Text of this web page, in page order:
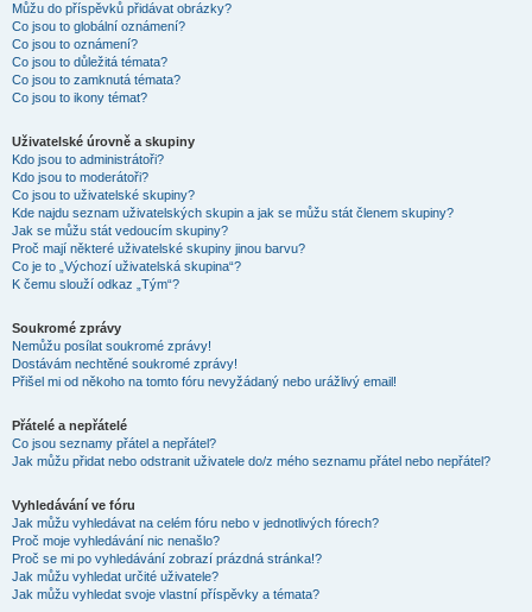
Můžu do příspěvků přidávat obrázky?
Co jsou to globální oznámení?
Co jsou to oznámení?
Co jsou to důležitá témata?
Co jsou to zamknutá témata?
Co jsou to ikony témat?
Uživatelské úrovně a skupiny
Kdo jsou to administrátoři?
Kdo jsou to moderátoři?
Co jsou to uživatelské skupiny?
Kde najdu seznam uživatelských skupin a jak se můžu stát členem skupiny?
Jak se můžu stát vedoucím skupiny?
Proč mají některé uživatelské skupiny jinou barvu?
Co je to „Výchozí uživatelská skupina“?
K čemu slouží odkaz „Tým“?
Soukromé zprávy
Nemůžu posílat soukromé zprávy!
Dostávám nechtěné soukromé zprávy!
Přišel mi od někoho na tomto fóru nevyžádaný nebo urážlivý email!
Přátelé a nepřátelé
Co jsou seznamy přátel a nepřátel?
Jak můžu přidat nebo odstranit uživatele do/z mého seznamu přátel nebo nepřátel?
Vyhledávání ve fóru
Jak můžu vyhledávat na celém fóru nebo v jednotlivých fórech?
Proč moje vyhledávání nic nenašlo?
Proč se mi po vyhledávání zobrazí prázdná stránka!?
Jak můžu vyhledat určité uživatele?
Jak můžu vyhledat svoje vlastní příspěvky a témata?